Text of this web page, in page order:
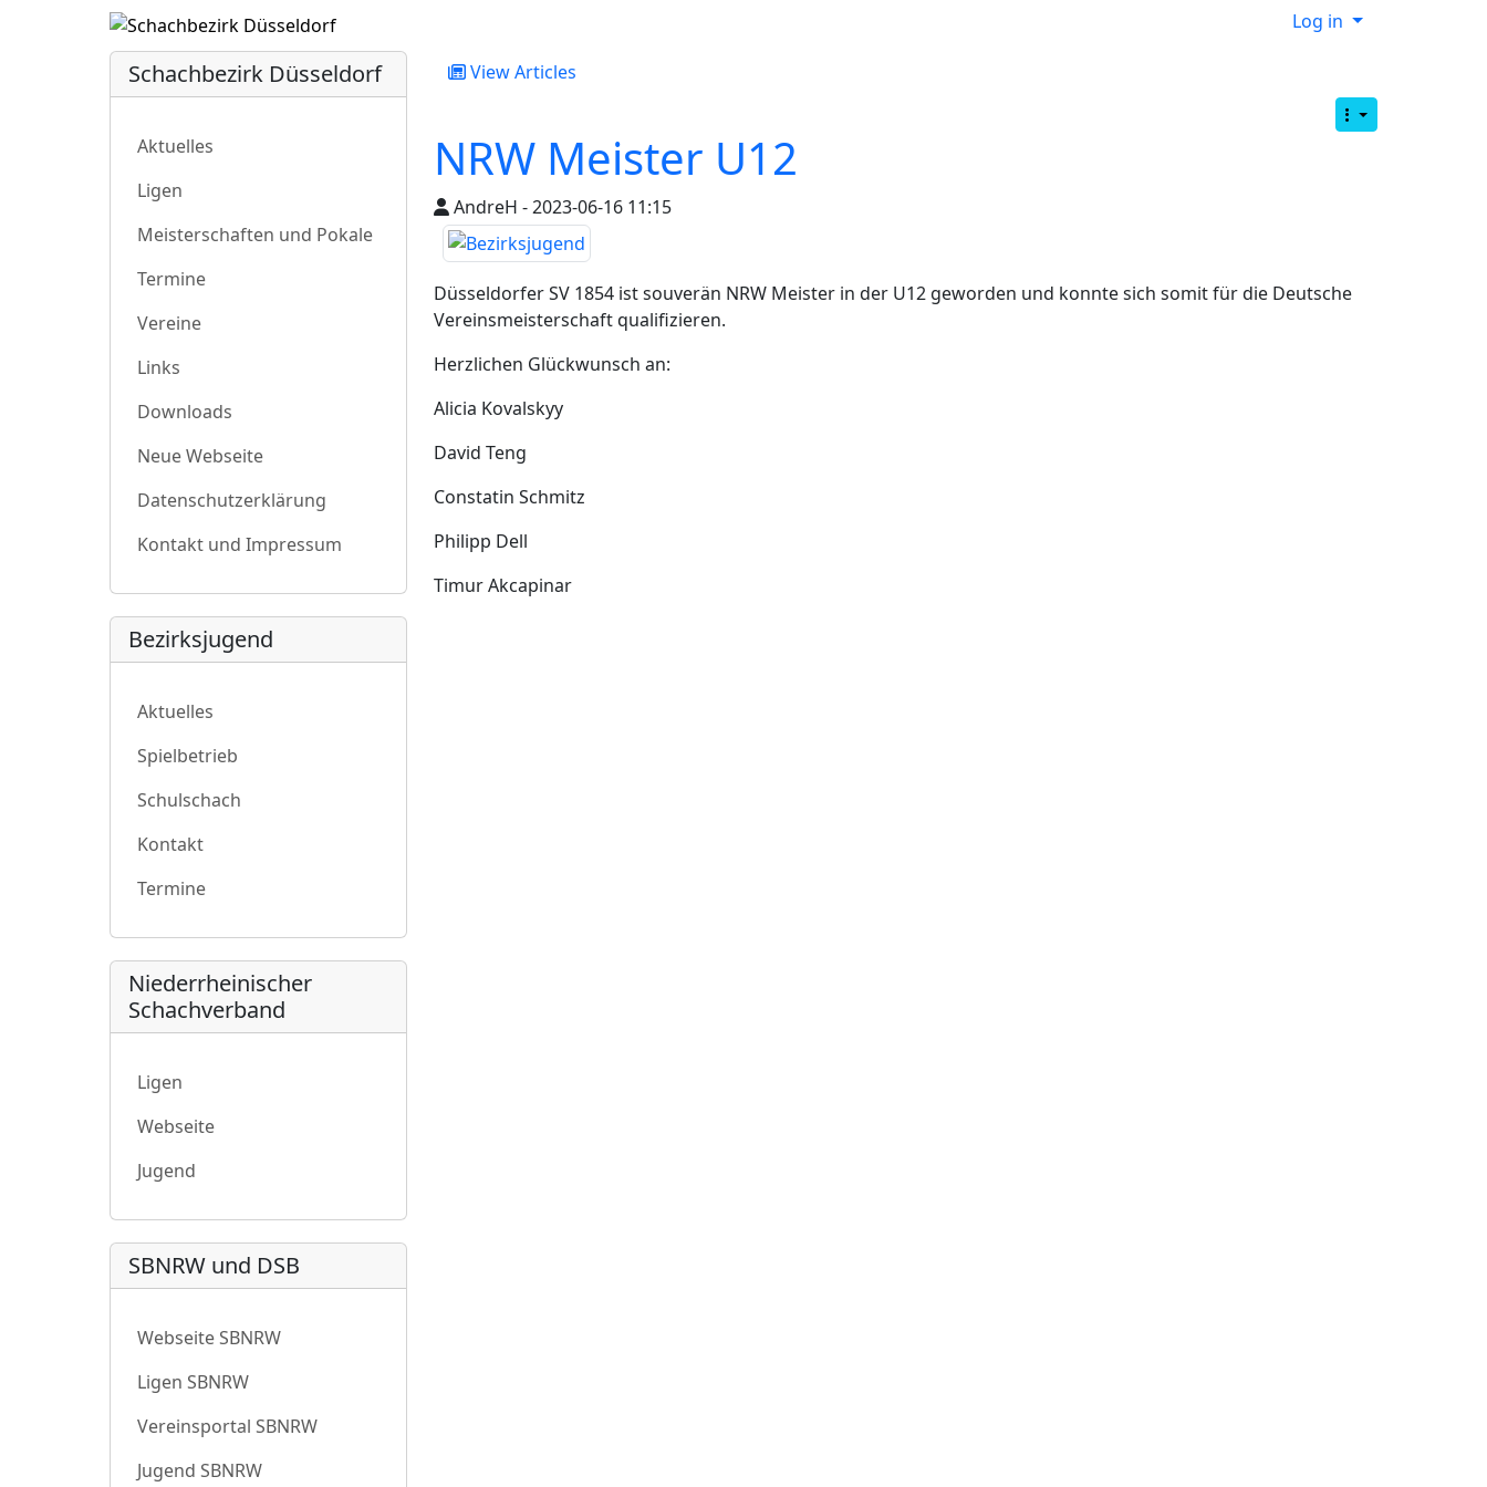
Log in
View Articles
NRW Meister U12
AndreH - 2023-06-16 11:15
Düsseldorfer SV 1854 ist souverän NRW Meister in der U12 geworden und konnte sich somit für die Deutsche
Vereinsmeisterschaft qualifizieren.
Herzlichen Glückwunsch an:
Alicia Kovalskyy
David Teng
Constatin Schmitz
Philipp Dell
Timur Akcapinar
Schachbezirk Düsseldorf
Aktuelles
Ligen
Meisterschaften und Pokale
Termine
Vereine
Links
Downloads
Neue Webseite
Datenschutzerklärung
Kontakt und Impressum
Bezirksjugend
Aktuelles
Spielbetrieb
Schulschach
Kontakt
Termine
Niederrheinischer
Schachverband
Ligen
Webseite
Jugend
SBNRW und DSB
Webseite SBNRW
Ligen SBNRW
Vereinsportal SBNRW
Jugend SBNRW